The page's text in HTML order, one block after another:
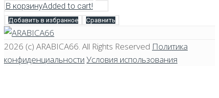
В корзинуAdded to cart!
Добавить в избранное Сравнить
2026 (c) ARABICA66 . All Rights Reserved Политика
конфиденциальности Условия использования